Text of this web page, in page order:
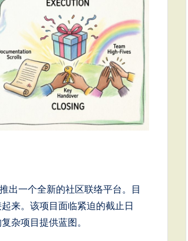
出一个全新的社区联络平台。目
来。该项目面临紧迫的截止日
杂项目提供蓝图。